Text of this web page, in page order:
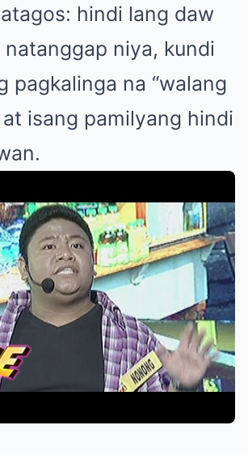
hindi lang daw
niya, kundi
pagkalinga na “walang
at isang pamilyang hindi